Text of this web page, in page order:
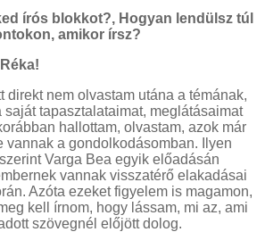
írós blokkot?, Hogyan lendülsz túl
amikor írsz?
direkt nem olvastam utána a témának,
saját tapasztalataimat, meglátásaimat
hallottam, olvastam, azok már
vannak a gondolkodásomban. Ilyen
Varga Bea egyik előadásán
vannak visszatérő elakadásai
Azóta ezeket figyelem is magamon,
kell írnom, hogy lássam, mi az, ami
szövegnél előjött dolog.